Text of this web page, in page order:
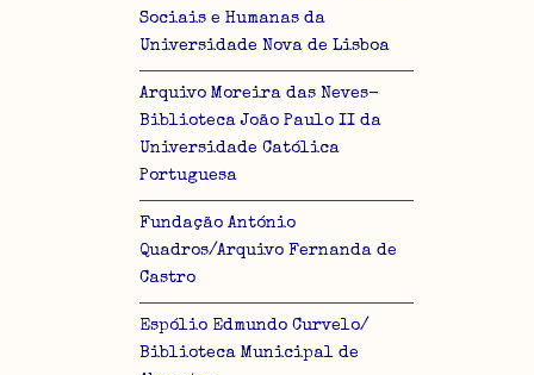
Sociais e Humanas da
Universidade Nova de Lisboa
Arquivo Moreira das Neves-
Biblioteca João Paulo II da
Universidade Católica
Portuguesa
Fundação António
Quadros/Arquivo Fernanda de
Castro
Espólio Edmundo Curvelo/
Biblioteca Municipal de